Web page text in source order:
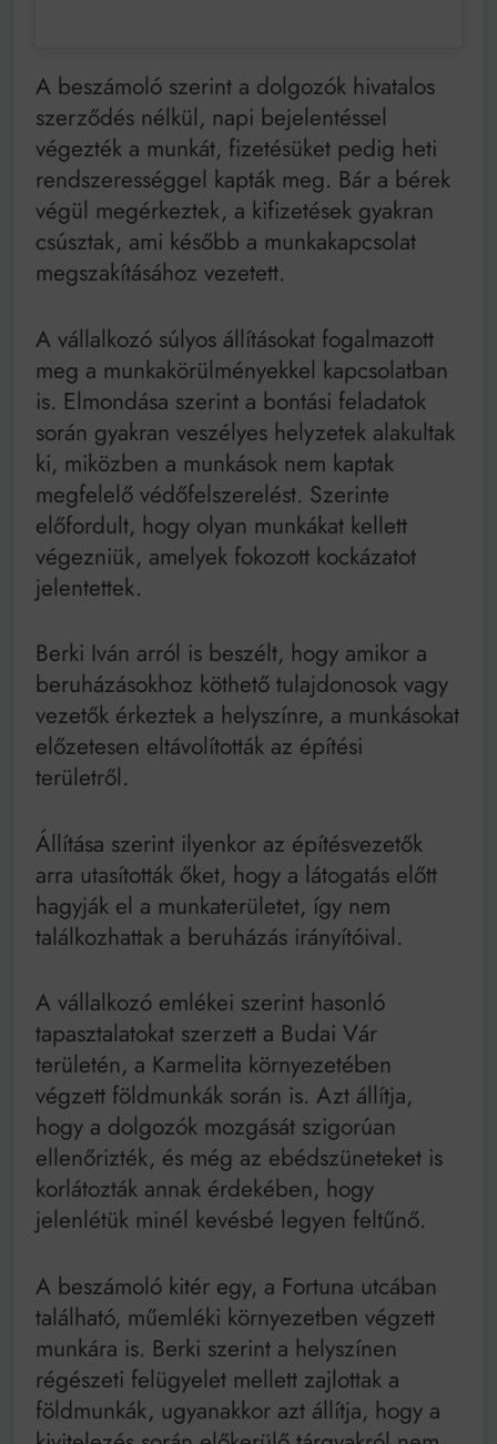
A beszámoló szerint a dolgozók hivatalos
szerződés nélkül, napi bejelentéssel
végezték a munkát, fizetésüket pedig heti
rendszerességgel kapták meg. Bár a bérek
végül megérkeztek, a kifizetések gyakran
csúsztak, ami később a munkakapcsolat
megszakításához vezetett.
A vállalkozó súlyos állításokat fogalmazott
meg a munkakörülményekkel kapcsolatban
is. Elmondása szerint a bontási feladatok
során gyakran veszélyes helyzetek alakultak
ki, miközben a munkások nem kaptak
megfelelő védőfelszerelést. Szerinte
előfordult, hogy olyan munkákat kellett
végezniük, amelyek fokozott kockázatot
jelentettek.
Berki Iván arról is beszélt, hogy amikor a
beruházásokhoz köthető tulajdonosok vagy
vezetők érkeztek a helyszínre, a munkásokat
előzetesen eltávolították az építési
területről.
Állítása szerint ilyenkor az építésvezetők
arra utasították őket, hogy a látogatás előtt
hagyják el a munkaterületet, így nem
találkozhattak a beruházás irányítóival.
A vállalkozó emlékei szerint hasonló
tapasztalatokat szerzett a Budai Vár
területén, a Karmelita környezetében
végzett földmunkák során is. Azt állítja,
hogy a dolgozók mozgását szigorúan
ellenőrizték, és még az ebédszüneteket is
korlátozták annak érdekében, hogy
jelenlétük minél kevésbé legyen feltűnő.
A beszámoló kitér egy, a Fortuna utcában
található, műemléki környezetben végzett
munkára is. Berki szerint a helyszínen
régészeti felügyelet mellett zajlottak a
földmunkák, ugyanakkor azt állítja, hogy a